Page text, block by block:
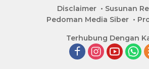
Disclaimer
Susunan
Pedoman Media Siber
Terhubung Dengan